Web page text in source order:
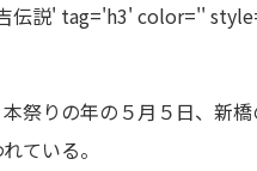
伝説' tag='h3' color=''
祭りの年の５月５日、新
ている。